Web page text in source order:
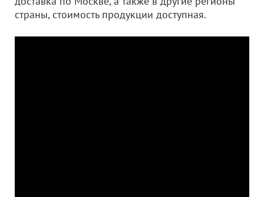
страны, стоимость продукции доступная.